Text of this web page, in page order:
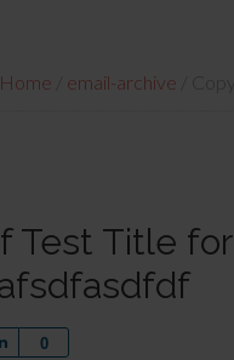
Home email-archive
Test Title
0
Share